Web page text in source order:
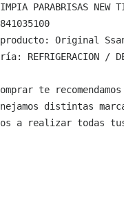
PARABRISAS NEW
Original
REFRIGERACION /
te
distintas
a realizar todas tus